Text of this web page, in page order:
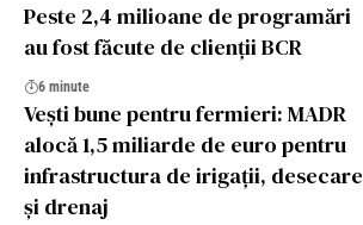
Peste 2,4 milioane de programări
au fost făcute de clienții BCR
6 minute
Vești bune pentru fermieri: MADR
alocă 1,5 miliarde de euro pentru
infrastructura de irigații, desecare
și drenaj